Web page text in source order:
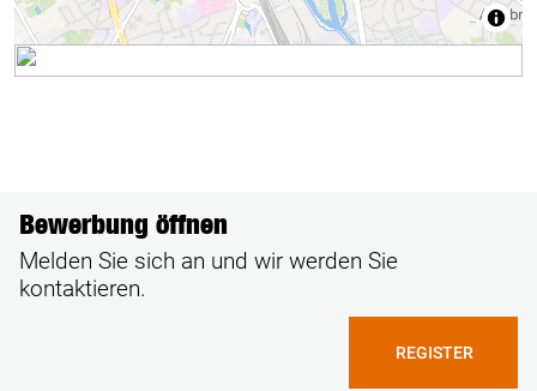
Bewerbung öffnen
Melden Sie sich an und wir werden Sie
kontaktieren.
REGISTER